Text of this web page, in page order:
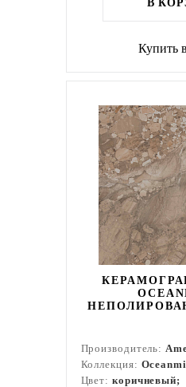
В
Купить
Производитель:
Коллекция:
Цвет: коричневый;